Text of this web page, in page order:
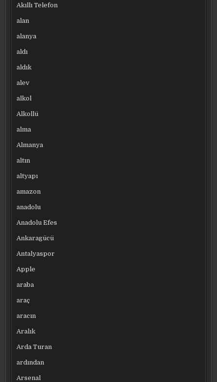
Akıllı Telefon
alan
alanya
aldı
aldık
alev
alkol
Alkollü
alma
Almanya
altın
altyapı
amazon
anadolu
Anadolu Efes
Ankaragücü
Antalyaspor
Apple
araba
araç
aracın
Aralık
Arda Turan
ardından
Arsenal